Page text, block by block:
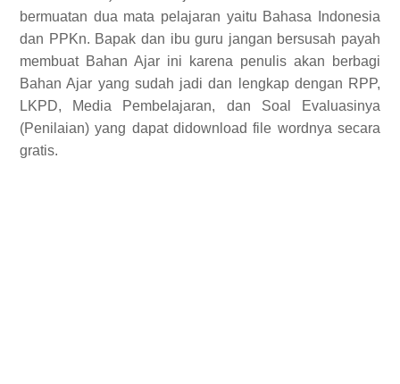
bermuatan dua mata pelajaran yaitu Bahasa Indonesia
dan PPKn. Bapak dan ibu guru jangan bersusah payah
membuat Bahan Ajar ini karena penulis akan berbagi
Bahan Ajar yang sudah jadi dan lengkap dengan RPP,
LKPD, Media Pembelajaran, dan Soal Evaluasinya
(Penilaian) yang dapat didownload file wordnya secara
gratis.